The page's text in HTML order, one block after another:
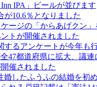
IPA」ビールが並びます
10.6％となりました
ージの「からあげクン」
トが開催されました
するアンケートが今年も
47都道府県に拡大、議連
催されました
婚したふうふの結婚を初